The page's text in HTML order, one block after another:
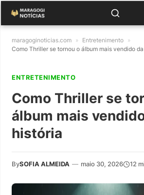
maragoginoticias.com » Entretenimento »
Como Thriller se tornou o álbum mais vendido
ENTRETENIMENTO
Como Thriller se
álbum mais
história
BySOFIA ALMEIDA — maio 30, 2026 12